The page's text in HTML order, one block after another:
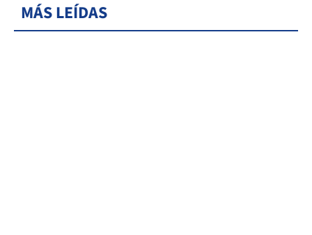
MÁS LEÍDAS